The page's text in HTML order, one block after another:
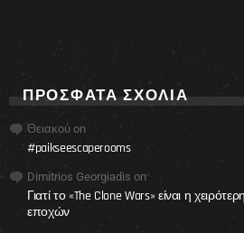
ΠΡΌΣΦΑΤΑ ΣΧΌΛΙΑ
Θειακού on
#paikseescaperooms
Dimitrios Georgiadis on
Γιατί το «The Clone Wars» είναι η
εποχών